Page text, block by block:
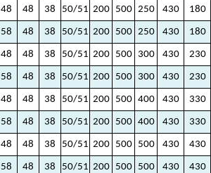
48 48 38 50/51 200 500 250 430 180
58 48 38 50/51 200 500 250 430 180
48 48 38 50/51 200 500 300 430 230
58 48 38 50/51 200 500 300 430 230
48 48 38 50/51 200 500 400 430 330
58 48 38 50/51 200 500 400 430 330
48 48 38 50/51 200 500 500 430 430
58 48 38 50/51 200 500 500 430 430